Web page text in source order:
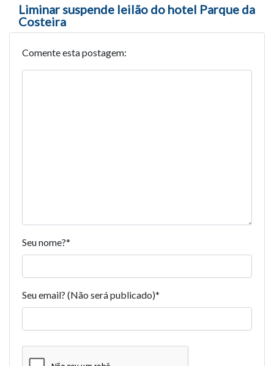
Liminar suspende leilão do hotel Parque da
Costeira
Comente esta postagem:
Seu nome?*
Seu email? (Não será publicado)*